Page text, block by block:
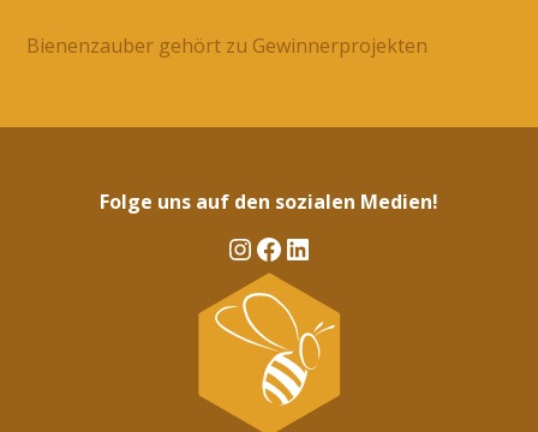
Bienenzauber gehört zu Gewinnerprojekten
Folge uns auf den sozialen Medien!
InstagramFacebook LinkedIn